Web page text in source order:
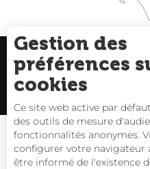
Charte du
Espace Pro
Gestion des
préférences
cookies
Ce site web active par
des outils de mesure
fonctionnalités anonymes.
configurer votre navigateur
être informé de l'existence